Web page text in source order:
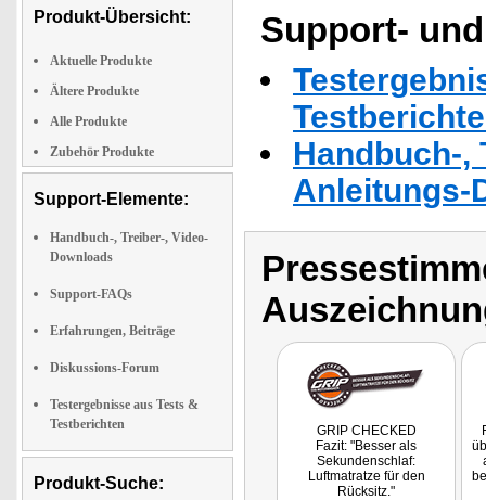
Produkt-Übersicht:
Aktuelle Produkte
Ältere Produkte
Alle Produkte
Zubehör Produkte
Support-Elemente:
Handbuch-, Treiber-, Video-
Downloads
Support-FAQs
Erfahrungen, Beiträge
Diskussions-Forum
Testergebnisse aus Tests &
Testberichten
Produkt-Suche:
Support-
Handbuch-,
Anleitungs-
GRIP CHECKED
Fazit: "Besser als
Sekundenschlaf:
Luftmatratze für den
Rücksitz."